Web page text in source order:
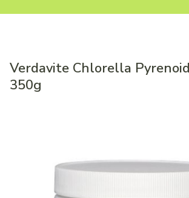
Verdavite Chlorella
350g